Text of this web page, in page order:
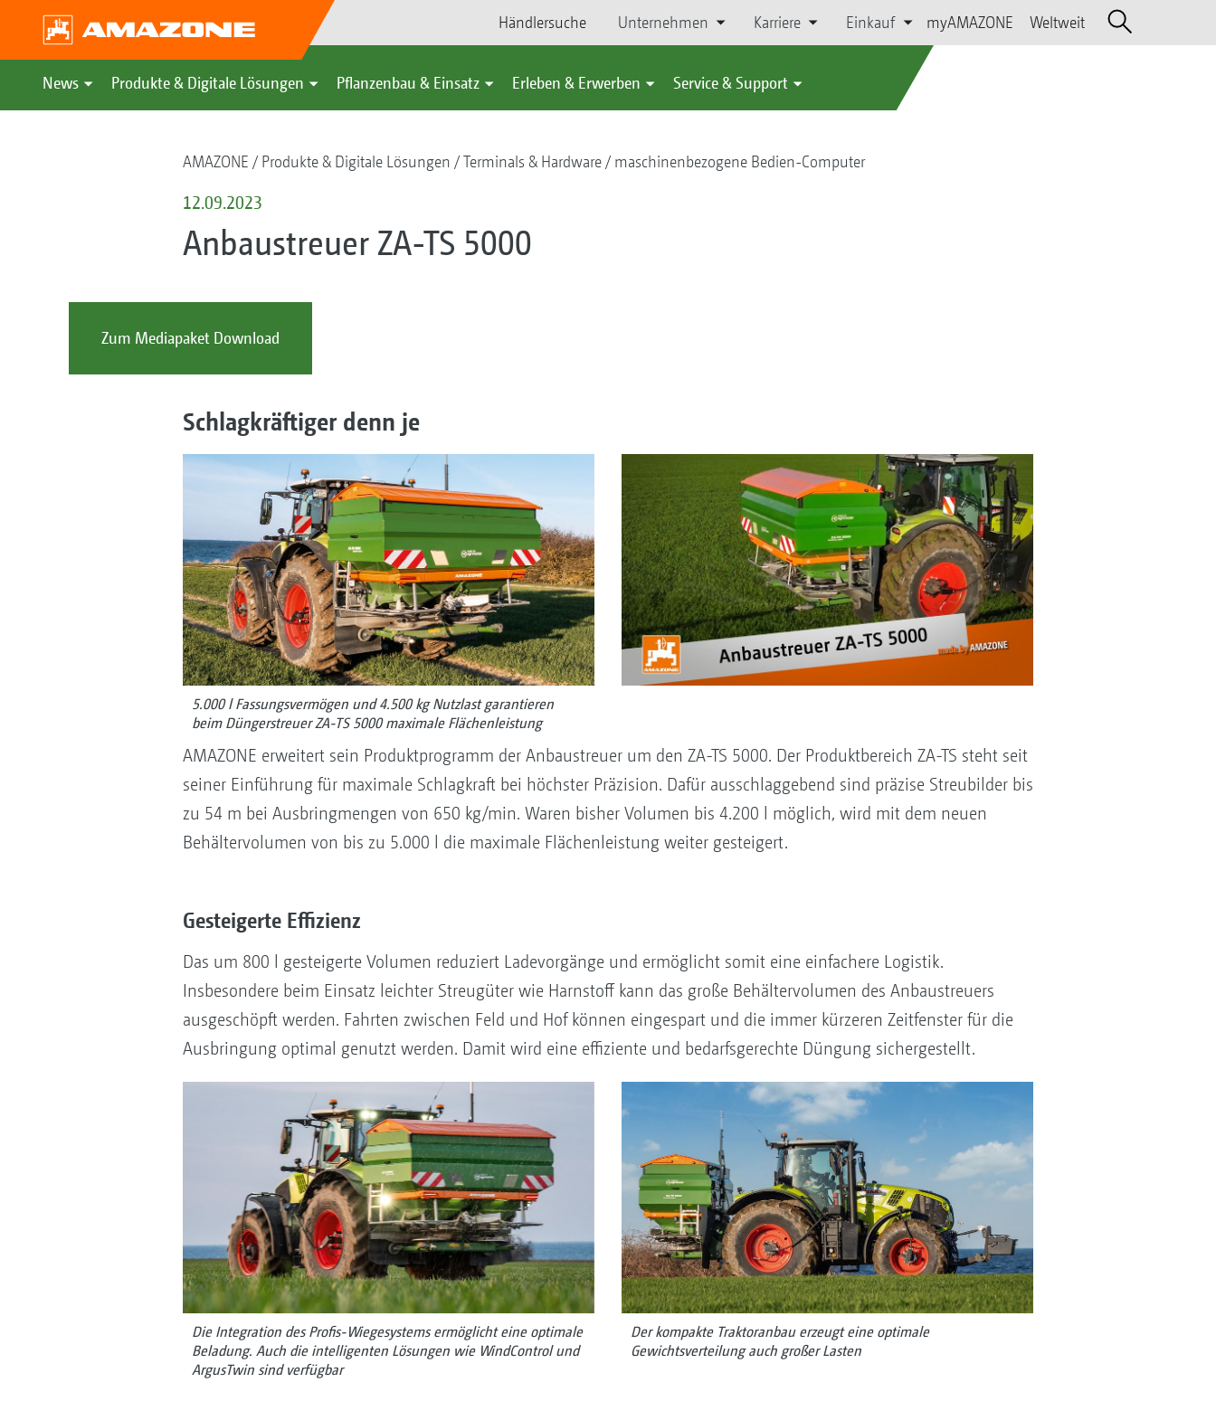
Händlersuche Unternehmen Karriere Einkauf myAMAZONE Weltweit
News Produkte & Digitale Lösungen Pflanzenbau & Einsatz Erleben & Erwerben Service & Support
AMAZONE Produkte & Digitale Lösungen Terminals & Hardware maschinenbezogene Bedien-Computer
12.09.2023
Anbaustreuer ZA-TS 5000
Zum Mediapaket Download
Schlagkräftiger denn je
5.000 l Fassungsvermögen und 4.500 kg Nutzlast garantieren
beim Düngerstreuer ZA-TS 5000 maximale Flächenleistung
AMAZONE erweitert sein Produktprogramm der Anbaustreuer um den ZA-TS 5000. Der Produktbereich ZA-TS steht seit
seiner Einführung für maximale Schlagkraft bei höchster Präzision. Dafür ausschlaggebend sind präzise Streubilder bis
zu 54 m bei Ausbringmengen von 650 kg/min. Waren bisher Volumen bis 4.200 l möglich, wird mit dem neuen
Behältervolumen von bis zu 5.000 l die maximale Flächenleistung weiter gesteigert.
Gesteigerte Effizienz
Das um 800 l gesteigerte Volumen reduziert Ladevorgänge und ermöglicht somit eine einfachere Logistik.
Insbesondere beim Einsatz leichter Streugüter wie Harnstoff kann das große Behältervolumen des Anbaustreuers
ausgeschöpft werden. Fahrten zwischen Feld und Hof können eingespart und die immer kürzeren Zeitfenster für die
Ausbringung optimal genutzt werden. Damit wird eine effiziente und bedarfsgerechte Düngung sichergestellt.
Die Integration des Profis-Wiegesystems ermöglicht eine optimale
Beladung. Auch die intelligenten Lösungen wie WindControl und
ArgusTwin sind verfügbar
Der kompakte Traktoranbau erzeugt eine optimale
Gewichtsverteilung auch großer Lasten